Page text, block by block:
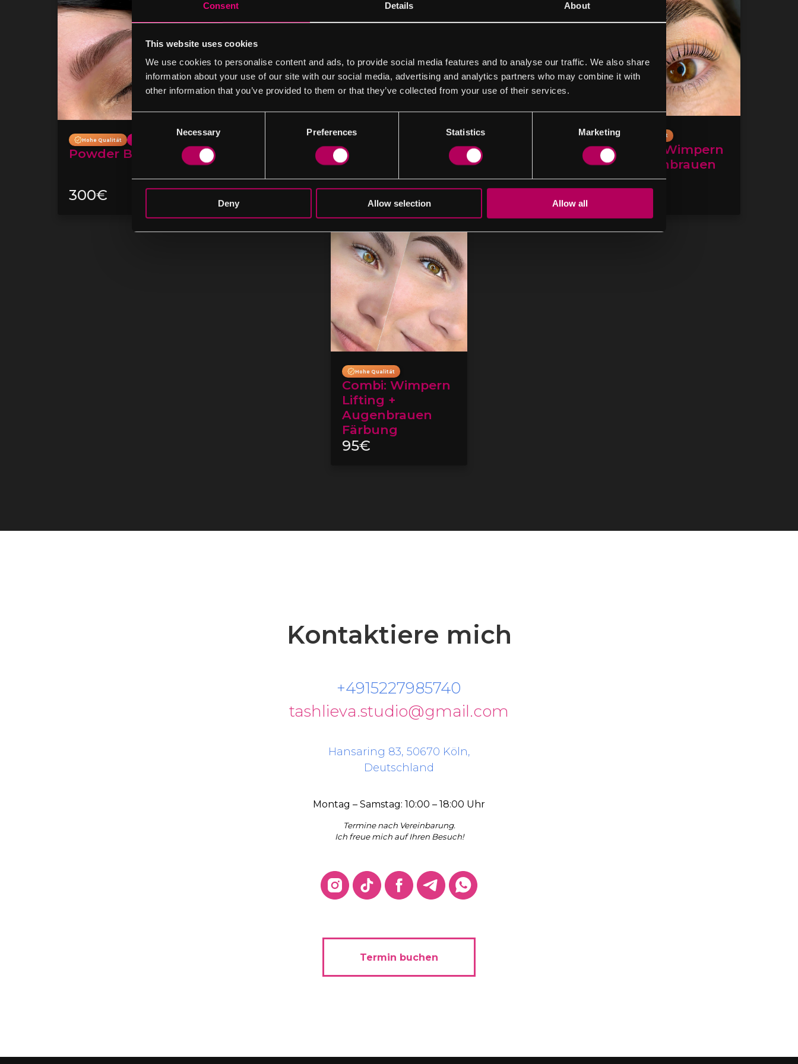
Consent Details About
This website uses cookies
We use cookies to personalise content and ads, to provide social media features and to analyse our traffic. We also share
information about your use of our site with our social media, advertising and analytics partners who may combine it with
other information that you’ve provided to them or that they’ve collected from your use of their services.
Consent
Selection
Necessary Preferences Statistics Marketing
Deny Allow selection Allow all
Hohe Qualität
Powder Brows
300€
Hohe Qualität
Lippen
Pigmentierung
250€
Hohe Qualität
Wimpernkranz
Verdichtung
150€
Bestseller
Wimpern Lifting
60€
Hohe Qualität
Combi: Wimpern
+ Augenbrauen
Lifting
Hohe Qualität
Combi: Wimpern
Lifting +
Augenbrauen
Färbung
95€
Kontaktiere mich
+4915227985740
tashlieva.studio@gmail.com
Hansaring 83, 50670 Köln,
Deutschland
Montag – Samstag: 10:00 – 18:00 Uhr
Termine nach Vereinbarung.
Ich freue mich auf Ihren Besuch!
Termin buchen